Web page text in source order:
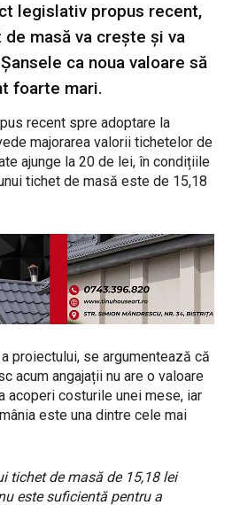
legislativ propus recent,
masă va crește și va
ca noua valoare să
foarte mari.
recent spre adoptare la
majorarea valorii tichetelor de
ajunge la 20 de lei, în condițiile
tichet de masă este de 15,18
proiectului, se argumentează că
acum angajații nu are o valoare
acoperi costurile unei mese, iar
este una dintre cele mai
tichet de masă de 15,18 lei
este suficientă pentru a